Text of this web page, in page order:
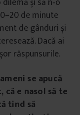
de minute
de gânduri și
Dacă ai
răspunsurile.
se apucă
e nasol să te
tind să